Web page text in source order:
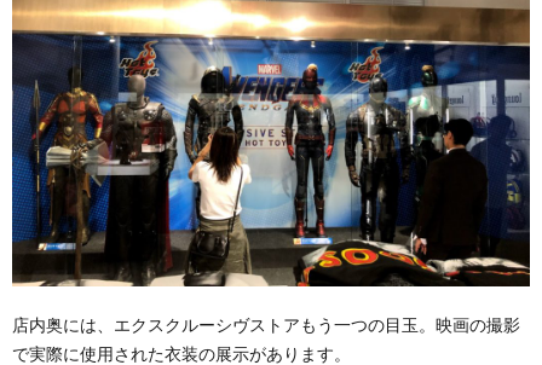
店内奥には、エクスクルーシヴストアもう一つの目玉。映画の撮影
で実際に使用された衣装の展示があります。